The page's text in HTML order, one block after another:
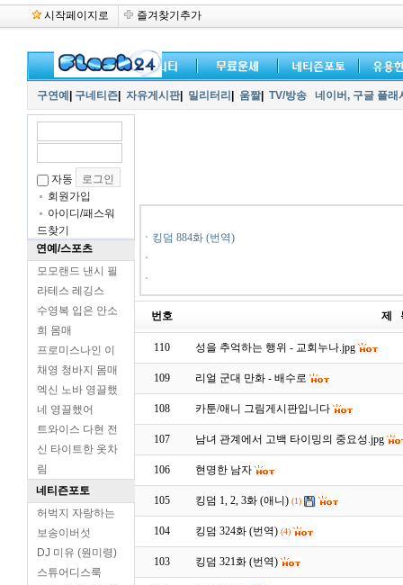
시작페이지로 즐겨찾기추가
구연예 구네티즌 자유게시판| 밀리터리 움짤| TV/방송 네이버, 구글 플
자동
회원가입
아이디/패스워
드찾기
연예/스포츠
모모랜드 낸시 필
라테스 레깅스
수영복 입은 안소
희 몸매
프로미스나인 이
채영 청바지 몸매
엑신 노바 영끌했
네 영끌했어
트와이스 다현 전
신 타이트한 옷차
림
네티즌포토
허벅지 자랑하는
보송이버섯
DJ 미유 (원미령)
스튜어디스룩
ㆍ 킹덤 884화 (번역)
ㆍ
ㆍ
번호 제
110 성을 추억하는 행위 - 교회누나.jpg
109 리얼 군대 만화 - 배수로
108 카툰/애니 그림게시판입니다
107 남녀 관계에서 고백 타이밍의 중요성.jpg
106 현명한 남자
105 킹덤 1, 2, 3화 (애니) (1)
104 킹덤 324화 (번역) (4)
103 킹덤 321화 (번역)